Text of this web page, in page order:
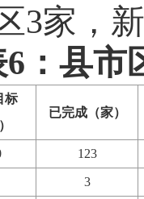
3家，
6：县市
标
已完成（家）
123
3